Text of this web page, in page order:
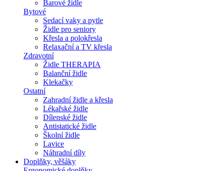
Barové židle
Bytové
Sedací vaky a pytle
Židle pro seniory
Křesla a polokřesla
Relaxační a TV křesla
Zdravotní
Židle THERAPIA
Balanční židle
Klekačky
Ostatní
Zahradní židle a křesla
Lékařské židle
Dílenské židle
Antistatické židle
Školní židle
Lavice
Náhradní díly
Doplňky, věšáky